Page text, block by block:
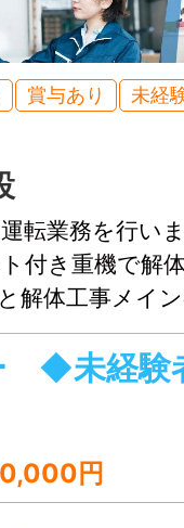
賞与あり 未経
運転業務を行
付き重機で解
解体工事メイ
格・免許がな
ます。 〇資
専門技術を身
地区から県
張手当を支給
学が可能です
円